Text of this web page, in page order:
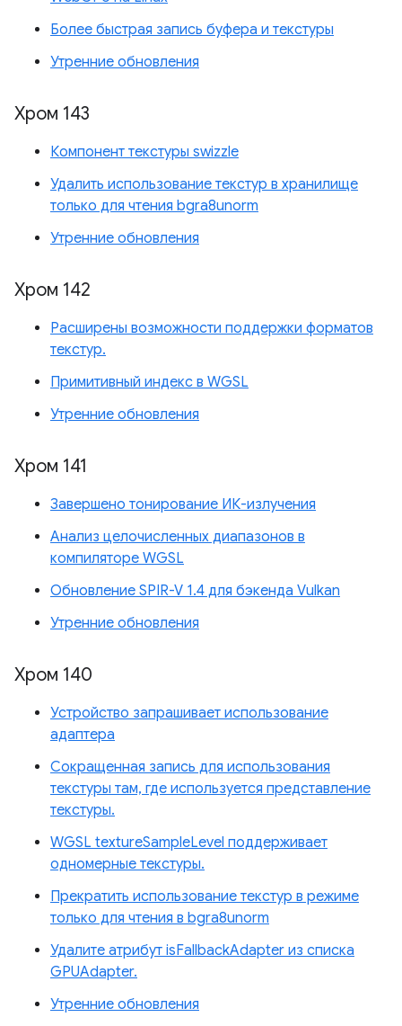
Более быстрая запись буфера и текстуры
Утренние обновления
Хром 143
Компонент текстуры swizzle
Удалить использование текстур в хранилище
только для чтения bgra8unorm
Утренние обновления
Хром 142
Расширены возможности поддержки форматов
текстур.
Примитивный индекс в WGSL
Утренние обновления
Хром 141
Завершено тонирование ИК-излучения
Анализ целочисленных диапазонов в
компиляторе WGSL
Обновление SPIR-V 1.4 для бэкенда Vulkan
Утренние обновления
Хром 140
Устройство запрашивает использование
адаптера
Сокращенная запись для использования
текстуры там, где используется представление
текстуры.
WGSL textureSampleLevel поддерживает
одномерные текстуры.
Прекратить использование текстур в режиме
только для чтения в bgra8unorm
Удалите атрибут isFallbackAdapter из списка
GPUAdapter.
Утренние обновления